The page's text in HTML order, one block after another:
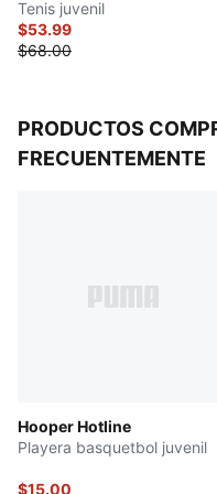
Tenis juvenil
$53.99
$68.00
PRODUCTOS
FRECUENTEMENTE
Hooper Hotline
Playera basquetbol juvenil
$15.00